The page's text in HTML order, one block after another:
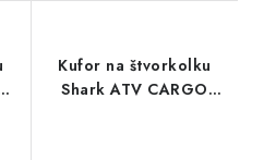
Kufor na štvorkolku
Shark ATV CARGO